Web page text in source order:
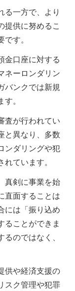
る一方で、より
提供に努めるこ
す。
金口座に対する
ネーロンダリン
バンクでは新規
。
査が行われてい
と異なり、多数
ンダリングや犯
ています。
真剣に事業を始
直面することは
には「振り込め
ることができま
のではなく、
供や経済支援の
スク管理や犯罪